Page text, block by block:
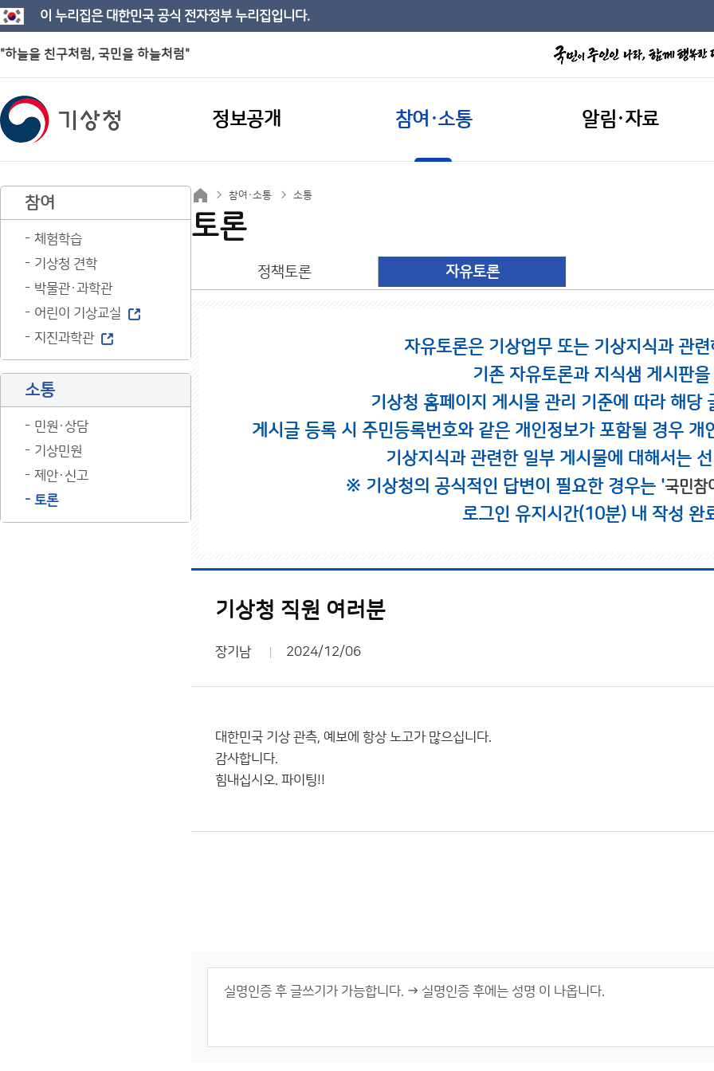
이 누리집은 대한민국 공식 전자정부 누리집입니다.
"하늘을 친구처럼, 국민을 하늘처럼"
정보공개 참여·소통 알림·자료
참여
체험학습
기상청 견학
박물관·과학관
어린이 기상교실
지진과학관
소통
민원·상담
기상민원
제안·신고
토론
참여·소통 소통
토론
정책토론 자유토론
자유토론은 기상업무 또는 기상지식과 관
기존 자유토론과 지식샘 게시판
기상청 홈페이지 게시물 관리 기준에 따라 해당
게시글 등록 시 주민등록번호와 같은 개인정보가 포함될 경우
기상지식과 관련한 일부 게시물에 대해서는
※ 기상청의 공식적인 답변이 필요한 경우는 '국민참
로그인 유지시간(10분) 내 작성 완
기상청 직원 여러분
장기남 2024/12/06
대한민국 기상 관측, 예보에 항상 노고가 많으십니다.
감사합니다.
힘내십시오. 파이팅!!